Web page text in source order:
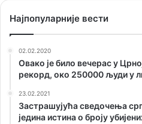
Наjпопуларније вести
02.02.2020
Овако је било вечерас у
рекорд, око 250000 људи у
23.02.2021
Застрашујућа сведочења
једина истина о броју